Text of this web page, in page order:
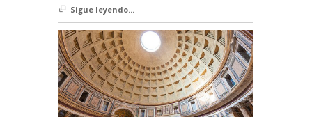
Sigue leyendo...